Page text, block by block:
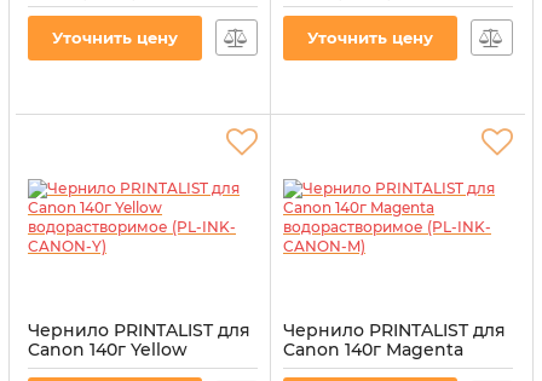
G1400/2400/3400 100г
(C49/BP-1)
Уточнить цену
G1400/2400/3400 20кг
(C49/BP-8)
Уточнить цену
Чернило PRINTALIST для
Canon 140г Yellow
водорастворимое (PL-
Чернило PRINTALIST для
Canon 140г Magenta
водорастворимое (PL-